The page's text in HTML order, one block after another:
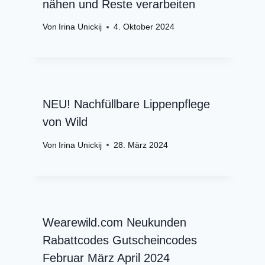
nähen und Reste verarbeiten
Von Irina Unickij 4. Oktober 2024
NEU! Nachfüllbare Lippenpflege
von Wild
Von Irina Unickij 28. März 2024
Wearewild.com Neukunden
Rabattcodes Gutscheincodes
Februar März April 2024